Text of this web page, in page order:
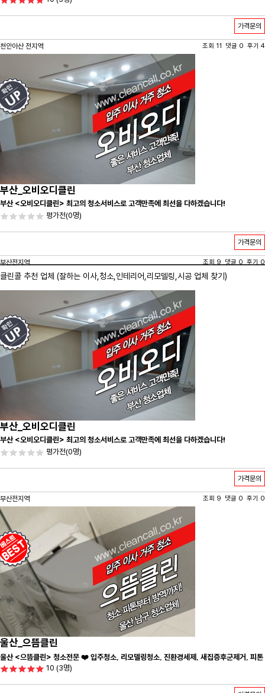
가격문의
천안아산 전지역 조회 11 댓글 0 후기 4
부산_오비오디클린
부산 <오비오디클린> 최고의 청소서비스로 고객만족에 최선을 다하겠습니다!
평가전(0명)
가격문의
부산전지역 조회 9 댓글 0 후기 0
클린콜 추천 업체 (잘하는 이사, 청소 ,인테리어,리모델링,시공 업체 찾기)
부산_오비오디클린
부산 <오비오디클린> 최고의 청소서비스로 고객만족에 최선을 다하겠습니다!
평가전(0명)
가격문의
부산전지역 조회 9 댓글 0 후기 0
울산_으뜸클린
울산 <으뜸클린> 청소전문 ❤️ 입주청소, 리모델링청소, 진환경세제, 새집증후군제거, 피톤
치드시공 전문 청소 업체 ❤️
10 (3명)